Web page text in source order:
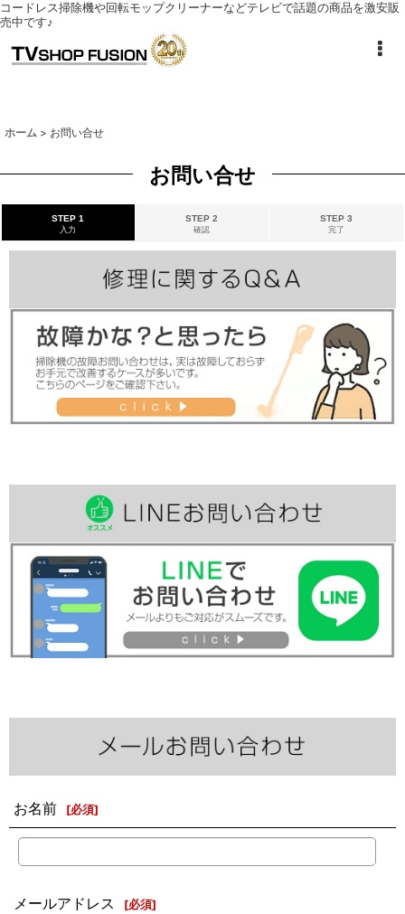
コードレス掃除機や回転モップクリーナーなどテレビで話題の商品を激安販
売中です♪
ホーム > お問い合せ
お問い合せ
STEP 1
入力
STEP 2
確認
STEP 3
完了
お名前 [必須]
メールアドレス [必須]